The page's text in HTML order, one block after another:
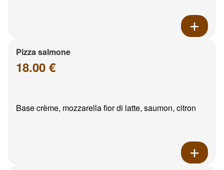
Pizza salmone
18.00 €
Base crème, mozzarella fior di latte, saumon, citron